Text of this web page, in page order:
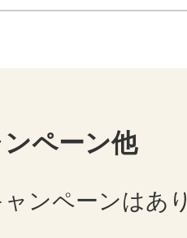
ペーン他
ンペーンはあ